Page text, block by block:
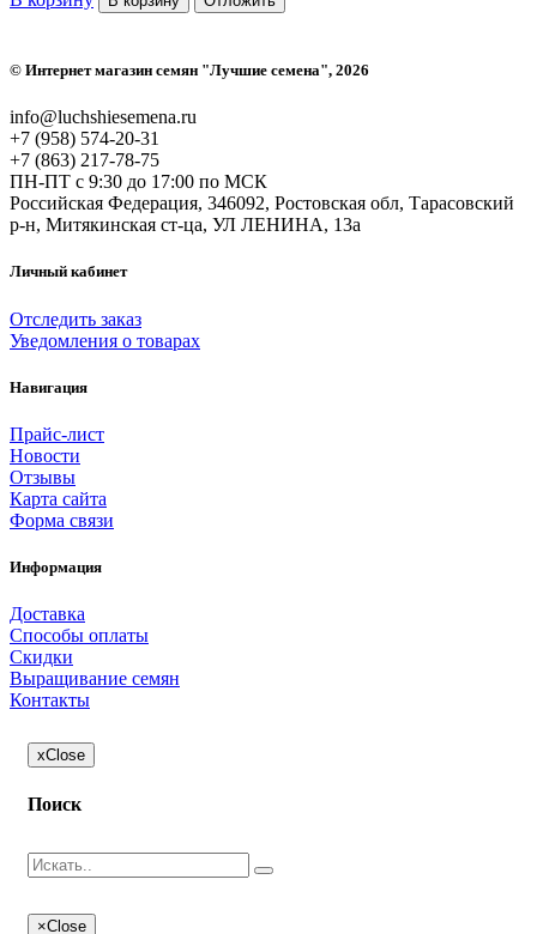
© Интернет магазин семян "Лучшие семена", 2026
info@luchshiesemena.ru
+7 (958) 574-20-31
+7 (863) 217-78-75
ПН-ПТ с 9:30 до 17:00 по МСК
Российская Федерация, 346092, Ростовская обл, Тарасовский
р-н, Митякинская ст-ца, УЛ ЛЕНИНА, 13а
Личный кабинет
Отследить заказ
Уведомления о товарах
Навигация
Прайс-лист
Новости
Отзывы
Карта сайта
Форма связи
Информация
Доставка
Способы оплаты
Скидки
Выращивание семян
Контакты
xClose
Поиск
×Close